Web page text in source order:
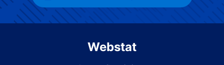
Webstat